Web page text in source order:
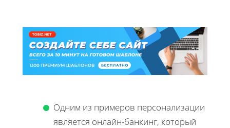
Одним из примеров персонализации
является онлайн-банкинг, который